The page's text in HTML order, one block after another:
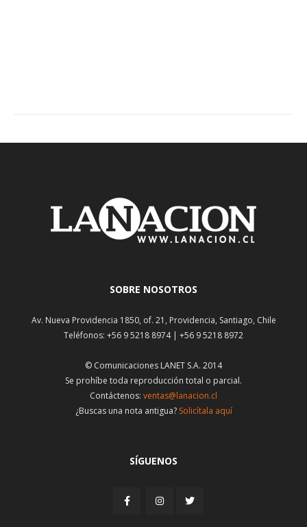
SOBRE NOSOTROS
Av. Nueva Providencia 1850, of. 21, Providencia, Santiago, Chile
Teléfonos: +56 9 5218 8974 | +56 9 5218 8972
© Comunicaciones LANET S.A. 2014
Se prohíbe toda reproducción total o parcial.
Contáctenos: ventas@lanacion.cl
¿Buscas una nota antigua? Solicítala aquí
SÍGUENOS